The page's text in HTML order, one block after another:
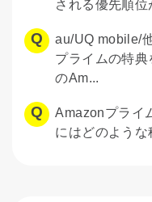
される優先順位
au/UQ mobile/
プライムの特
のAm...
Amazonプライ
にはどのような